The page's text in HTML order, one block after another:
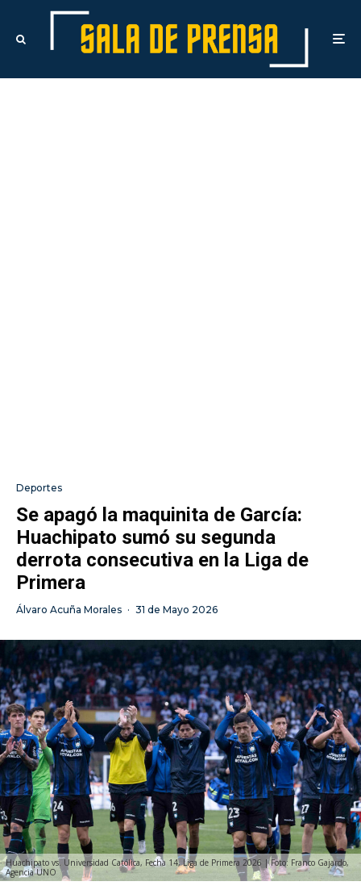
Deportes
Se apagó la maquinita de García:
Huachipato sumó su segunda
derrota consecutiva en la Liga de
Primera
Álvaro Acuña Morales · 31 de Mayo 2026
Huachipato vs. Universidad Católica, Fecha 14, Liga de Primera 2026 | Foto: Franco Gajardo,
Agencia UNO